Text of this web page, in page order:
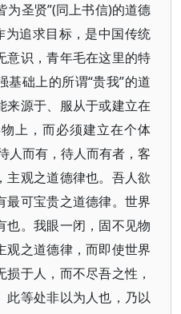
为圣贤”(同上书信)的道德
为追求目标，是中国传统
意识，青年毛在这里的特
础上的所谓“贵我”的道
来源于、服从于或建立在
上，而必须建立在个体
人而有，待人而有者，客
主观之道德律也。吾人欲
最可宝贵之道德律。世界
也。我眼一闭，固不见物
观之道德律，而即使世界
于人，而不尽吾之性，
此等处非以为人也，乃以